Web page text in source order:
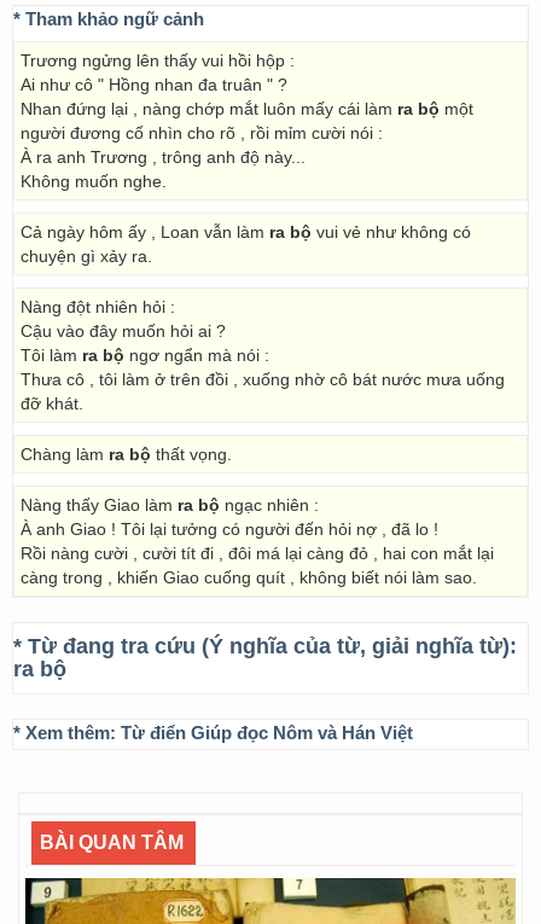
* Tham khảo ngữ cảnh
Trương ngửng lên thấy vui hồi hộp :
Ai như cô " Hồng nhan đa truân " ?
Nhan đứng lại , nàng chớp mắt luôn mấy cái làm ra bộ một
người đương cố nhìn cho rõ , rồi mỉm cười nói :
À ra anh Trương , trông anh độ này...
Không muốn nghe.
Cả ngày hôm ấy , Loan vẫn làm ra bộ vui vẻ như không có
chuyện gì xảy ra.
Nàng đột nhiên hỏi :
Cậu vào đây muốn hỏi ai ?
Tôi làm ra bộ ngơ ngẩn mà nói :
Thưa cô , tôi làm ở trên đồi , xuống nhờ cô bát nước mưa uống
đỡ khát.
Chàng làm ra bộ thất vọng.
Nàng thấy Giao làm ra bộ ngạc nhiên :
À anh Giao ! Tôi lại tưởng có người đến hỏi nợ , đã lo !
Rồi nàng cười , cười tít đi , đôi má lại càng đỏ , hai con mắt lại
càng trong , khiến Giao cuống quít , không biết nói làm sao.
* Từ đang tra cứu (Ý nghĩa của từ, giải nghĩa từ):
ra bộ
* Xem thêm: Từ điển Giúp đọc Nôm và Hán Việt
BÀI QUAN TÂM